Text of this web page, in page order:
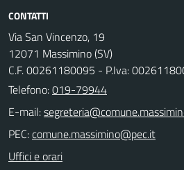
CONTATTI
Via San Vincenzo, 19
12071 Massimino (SV)
C.F. 00261180095 - P.Iva:
Telefono:019-79944
E-mail:
PEC:
Uffici e orari